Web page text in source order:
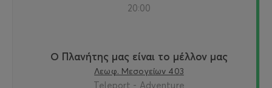
20:00
Ο Πλανήτης μας είναι το μέλλον μας
Λεωφ. Μεσογείων 403
Teleport - Adventure